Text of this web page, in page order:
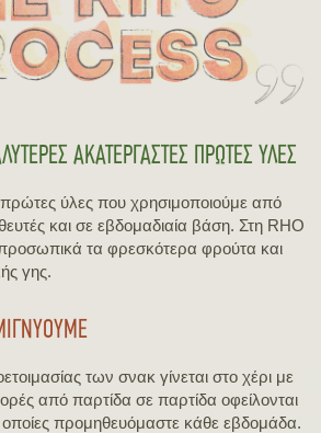
ΑΚΑΤΕΡΓΑΣΤΕΣ ΠΡΩΤΕΣ ΥΛΕΣ
ύλες που χρησιμοποιούμε από
και σε εβδομαδιαία βάση. Στη RHO
τα φρεσκότερα φρούτα και
γης.
των σνακ γίνεται στο χέρι με
από παρτίδα σε παρτίδα οφείλονται
οποίες προμηθευόμαστε κάθε εβδομάδα.